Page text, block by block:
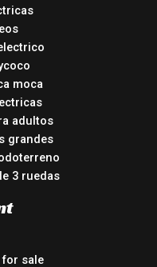
moca
adultos
grandes
3 ruedas
sale